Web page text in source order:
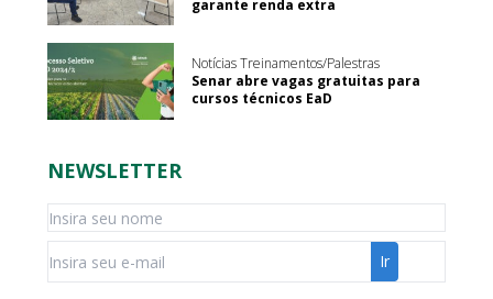
garante renda extra
Notícias Treinamentos/Palestras
Senar abre vagas gratuitas para
cursos técnicos EaD
NEWSLETTER